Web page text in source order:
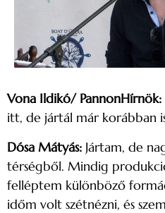
Vona Ildikó/ PannonHírnök:
itt, de jártál már korábban
Dósa Mátyás: Jártam, de
térségből. Mindig
felléptem különböző
időm volt szétnézni, és